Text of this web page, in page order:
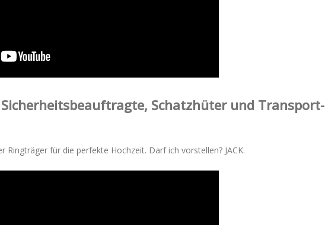
Schatzhüter und Transport-
Ringträger für die perfekte Hochzeit. Darf ich vorstellen? JACK.